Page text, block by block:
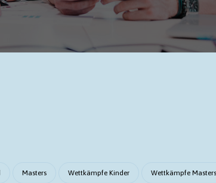
Masters Wettkämpfe Kinder Wettkämpfe Masters